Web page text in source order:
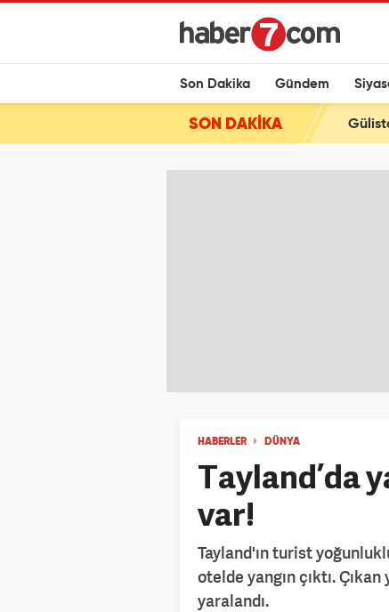
Son Dakika Gündem
SON DAKİKA
HABERLER DÜNYA
Tayland’da
var!
Tayland'ın turist
otelde yangın çıktı.
yaralandı.